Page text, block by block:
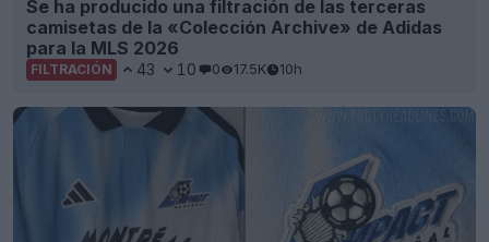
Se ha producido una filtración de las terceras
camisetas de la «Colección Archive» de Adidas
para la MLS 2026
FILTRACIÓN 43 10 0 17.5K 10h